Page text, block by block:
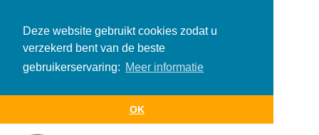
Deze website gebruikt cookies zodat u
verzekerd bent van de beste
gebruikerservaring: Meer informatie
OK